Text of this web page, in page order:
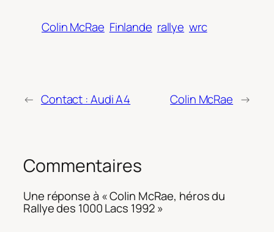
Colin McRae Finlande rallye wrc
← Contact : Audi A4 Colin McRae →
Commentaires
Une réponse à « Colin McRae, héros du
Rallye des 1000 Lacs 1992 »